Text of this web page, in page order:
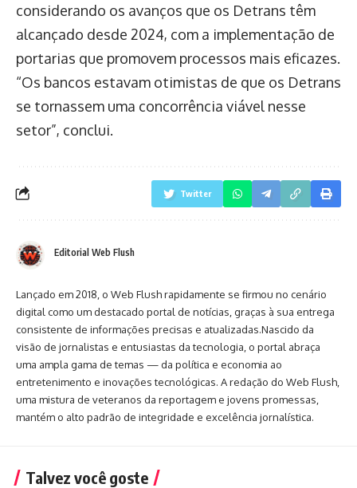
considerando os avanços que os Detrans têm
alcançado desde 2024, com a implementação de
portarias que promovem processos mais eficazes.
“Os bancos estavam otimistas de que os Detrans
se tornassem uma concorrência viável nesse
setor”, conclui.
Twitter
Editorial Web Flush
Lançado em 2018, o Web Flush rapidamente se firmou no cenário
digital como um destacado portal de notícias, graças à sua entrega
consistente de informações precisas e atualizadas.Nascido da
visão de jornalistas e entusiastas da tecnologia, o portal abraça
uma ampla gama de temas — da política e economia ao
entretenimento e inovações tecnológicas. A redação do Web Flush,
uma mistura de veteranos da reportagem e jovens promessas,
mantém o alto padrão de integridade e excelência jornalística.
Talvez você goste